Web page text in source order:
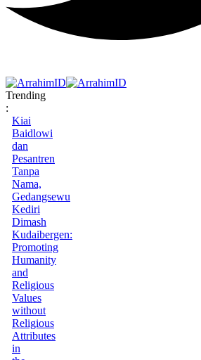
Trending
:
Kiai
Baidlowi
dan
Pesantren
Tanpa
Nama,
Gedangsewu
Kediri
Dimash
Kudaibergen:
Promoting
Humanity
and
Religious
Values
without
Religious
Attributes
in